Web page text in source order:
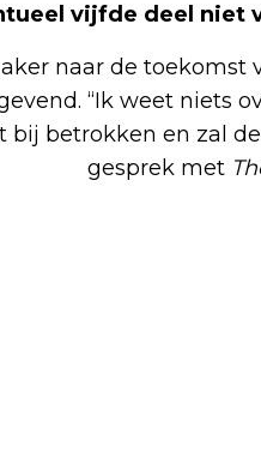
vijfde deel niet
naar de toekomst
“Ik weet niets
betrokken en zal
gesprek met